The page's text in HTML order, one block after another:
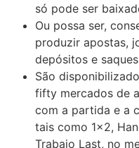
só pode ser
Ou possa ser,
produzir apostas,
depósitos e
São
fifty mercados de
com a partida e a
tais como 1×2,
Trabajo Last, no